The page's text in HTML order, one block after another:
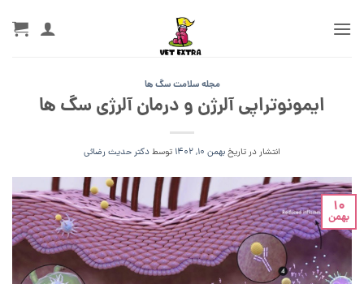
مجله سلامت سگ ها
ایمونوتراپی آلرژن و درمان آلرژی سگ ها
انتشار در تاریخبهمن 10, 1402 توسطدکتر حدیث رضائی
10
بهمن